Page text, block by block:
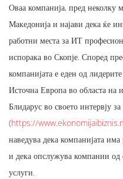
Оваа компанија, пред неколку
Македонија и најави дека ќе
работни места за ИТ
испорака во Скопје. Според
компанијата е еден од
Источна Европа во областа на
Блидарус во своето интервју
(https://
наведува дека компанијата
и дека опслужува компании од
услуги.